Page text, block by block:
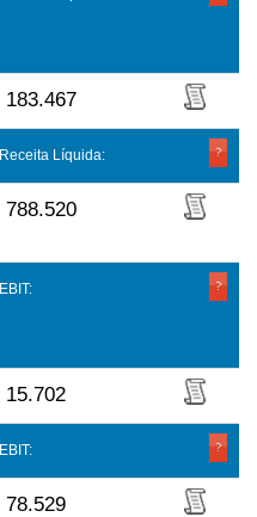
183.467
Receita Líquida:
788.520
EBIT:
15.702
EBIT:
78.529